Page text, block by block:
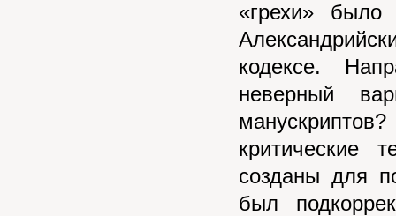
«грехи» было
кодексе.
неверный
критические
созданы для
был